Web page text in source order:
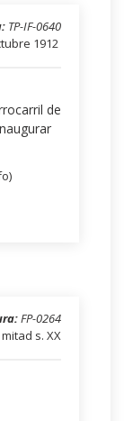
TP-IF-0640
1912
de
FP-0264
s. XX